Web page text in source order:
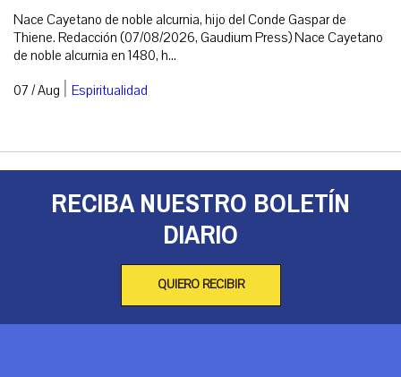
Nace Cayetano de noble alcurnia, hijo del Conde Gaspar de
Thiene. Redacción (07/08/2026, Gaudium Press) Nace Cayetano
de noble alcurnia en 1480, h...
07 / Aug | Espiritualidad
RECIBA NUESTRO BOLETÍN
DIARIO
QUIERO RECIBIR